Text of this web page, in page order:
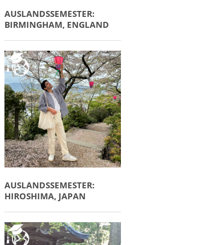
AUSLANDSSEMESTER:
BIRMINGHAM, ENGLAND
AUSLANDSSEMESTER:
HIROSHIMA, JAPAN